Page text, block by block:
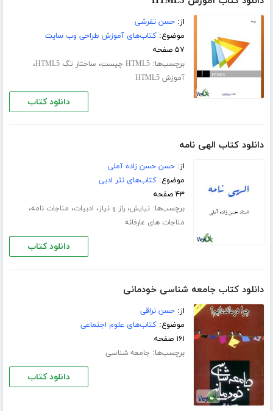
از:حسن تفرشی
موضوع:کتاب‌های آموزش طراحی وب سایت
۵۷ صفحه
برچسب‌ها:HTML5 چیست ، ساختار تگ HTML5 ،
آموزش HTML5
دانلود کتاب
دانلود کتاب الهی نامه
از:حسن حسن زاده آملی
موضوع:کتاب‌های نثر ادبی
۴۳ صفحه
برچسب‌ها:نیایش،راز و نیاز، ادبیات، مناجات نامه،
مناجات های عارفانه
دانلود کتاب
دانلود کتاب جامعه شناسی خودمانی
از:حسن نراقی
موضوع:کتاب‌های علوم اجتماعی
۱۶۱ صفحه
برچسب‌ها: جامعه شناسی
دانلود کتاب